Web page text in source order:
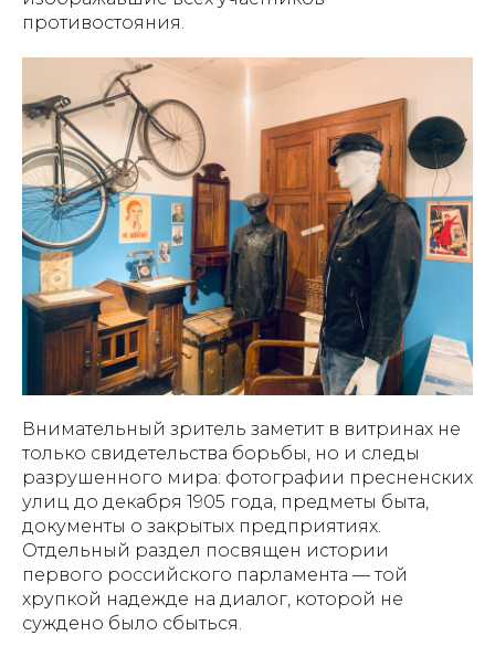
противостояния.
Внимательный зритель заметит в витринах не
только свидетельства борьбы, но и следы
разрушенного мира: фотографии пресненских
улиц до декабря 1905 года, предметы быта,
документы о закрытых предприятиях.
Отдельный раздел посвящен истории
первого российского парламента — той
хрупкой надежде на диалог, которой не
суждено было сбыться.